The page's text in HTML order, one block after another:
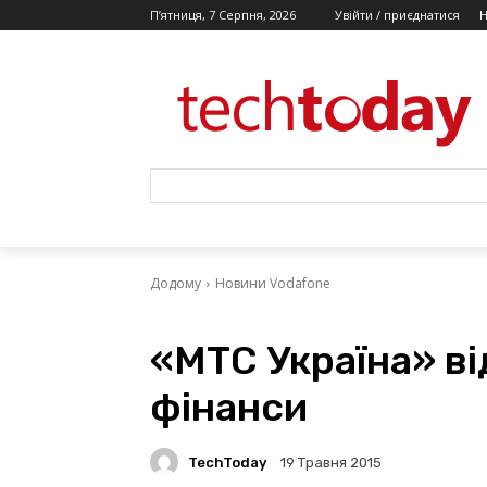
П’ятниця, 7 Серпня, 2026 Увійти / приєднатися
Додому Новини Vodafone
«МТС Україна»
фінанси
TechToday 19 Травня 2015